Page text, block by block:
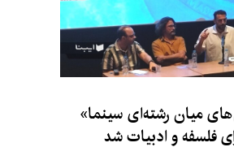
میان رشته‌ای سینما»
فلسفه و ادبیات شد